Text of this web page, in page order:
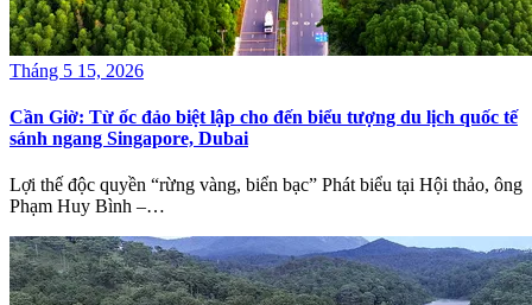
Tháng 5 15, 2026
Cần Giờ: Từ ốc đảo biệt lập cho đến biểu tượng du lịch quốc tế
sánh ngang Singapore, Dubai
Lợi thế độc quyền “rừng vàng, biển bạc” Phát biểu tại Hội thảo, ông
Phạm Huy Bình –…